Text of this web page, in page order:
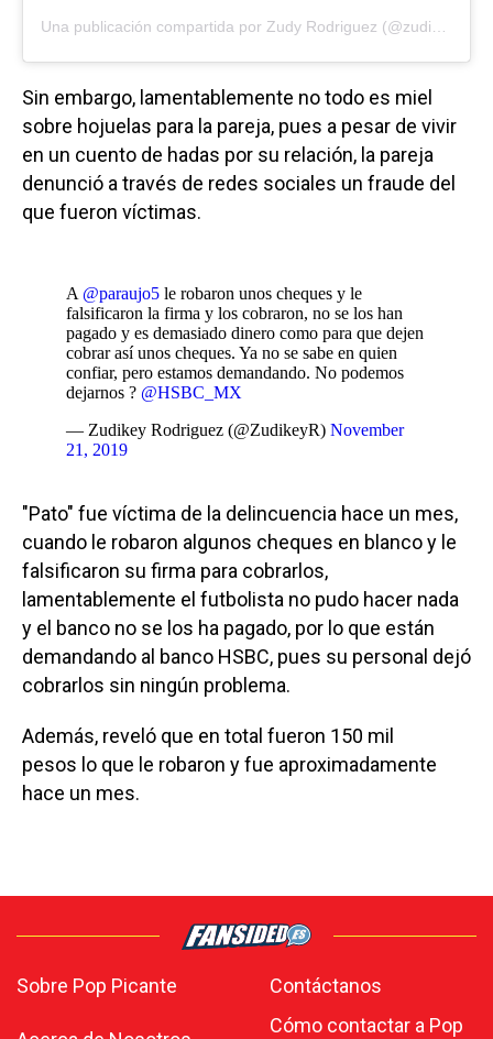
Una publicación compartida por Zudy Rodriguez (@zudikeyrodriguez) el
Sin embargo, lamentablemente no todo es miel
sobre hojuelas para la pareja, pues a pesar de vivir
en un cuento de hadas por su relación, la pareja
denunció a través de redes sociales un fraude del
que fueron víctimas.
A @paraujo5 le robaron unos cheques y le
falsificaron la firma y los cobraron, no se los han
pagado y es demasiado dinero como para que dejen
cobrar así unos cheques. Ya no se sabe en quien
confiar, pero estamos demandando. No podemos
dejarnos ? @HSBC_MX
— Zudikey Rodriguez (@ZudikeyR) November
21, 2019
"Pato" fue víctima de la delincuencia hace un mes,
cuando le robaron algunos cheques en blanco y le
falsificaron su firma para cobrarlos,
lamentablemente el futbolista no pudo hacer nada
y el banco no se los ha pagado, por lo que están
demandando al banco HSBC, pues su personal dejó
cobrarlos sin ningún problema.
Además, reveló que en total fueron 150 mil
pesos lo que le robaron y fue aproximadamente
hace un mes.
Sobre Pop Picante Contáctanos
Cómo contactar a Pop